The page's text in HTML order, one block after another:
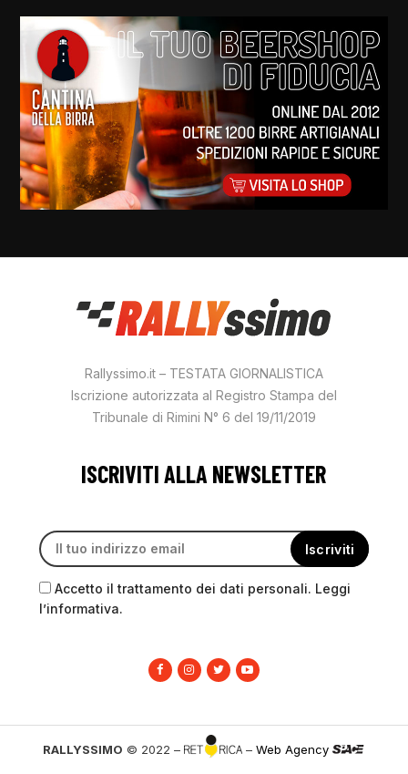
Rallyssimo.it – TESTATA GIORNALISTICA
Iscrizione autorizzata al Registro Stampa del
Tribunale di Rimini N° 6 del 19/11/2019
ISCRIVITI ALLA NEWSLETTER
Accetto il trattamento dei dati personali. Leggi
l’informativa.
RALLYSSIMO © 2022 – –Web Agency